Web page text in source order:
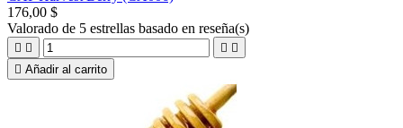
176,00 $
Valorado de 5 estrellas basado en reseña(s)
   
 Añadir al carrito